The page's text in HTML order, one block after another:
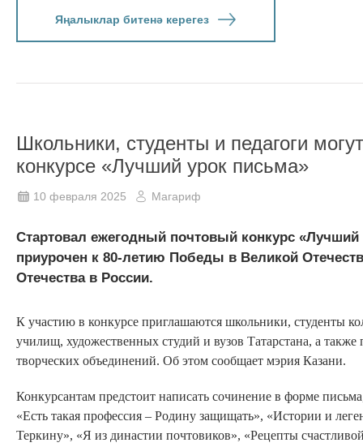
Яңалыклар битенә керегез
Школьники, студенты и педагоги
конкурсе «Лучший урок письма»
10 февраля 2025 Магариф
Стартовал ежегодный почтовый конкурс
приурочен к 80-летию Победы в Великой
Отечества в России.
К участию в конкурсе приглашаются школьники, студенты
училищ, художественных студий и вузов Татарстана, а также
творческих объединений. Об этом сообщает мэрия Казани.
Конкурсантам предстоит написать сочинение в форме
«Есть такая профессия – Родину защищать», «Истории и
Теркину», «Я из династии почтовиков», «Рецепты